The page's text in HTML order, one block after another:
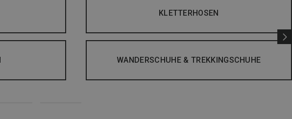
KLETTERHOSEN
WANDERSCHUHE & TREKKINGSCHUHE